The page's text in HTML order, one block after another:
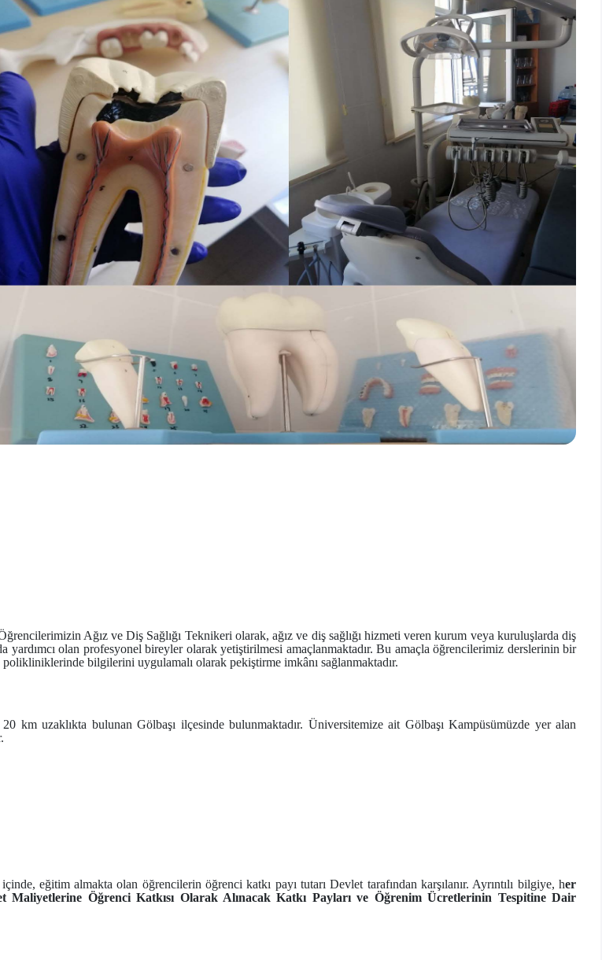
Ağız ve Diş Sağlığı Teknikeri olarak, ağız ve diş sağlığı hizmeti veren kurum veya kuruluşlarda diş
olan profesyonel bireyler olarak yetiştirilmesi amaçlanmaktadır. Bu amaçla öğrencilerimiz derslerinin bir
bilgilerini uygulamalı olarak pekiştirme imkânı sağlanmaktadır.
km uzaklıkta bulunan Gölbaşı ilçesinde bulunmaktadır. Üniversitemize ait Gölbaşı Kampüsümüzde yer alan
eğitim almakta olan öğrencilerin öğrenci katkı payı tutarı Devlet tarafından karşılanır. Ayrıntılı bilgiye, her
Maliyetlerine Öğrenci Katkısı Olarak Alınacak Katkı Payları ve Öğrenim Ücretlerinin Tespitine Dair